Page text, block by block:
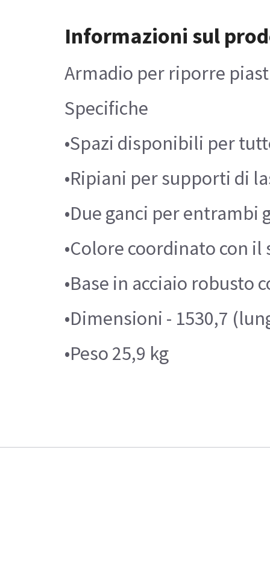
Informazioni sul
Armadio per riporre
Specifiche
•Spazi disponibili per
•Ripiani per supporti di
•Due ganci per entrambi
•Colore coordinato con
•Base in acciaio
•Dimensioni - 1530,7
•Peso 25,9 kg